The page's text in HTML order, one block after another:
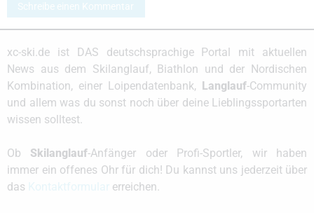
Schreibe einen Kommentar
xc-ski.de ist DAS deutschsprachige Portal mit aktuellen
News aus dem Skilanglauf, Biathlon und der Nordischen
Kombination, einer Loipendatenbank, Langlauf-Community
und allem was du sonst noch über deine Lieblingssportarten
wissen solltest.
Ob Skilanglauf-Anfänger oder Profi-Sportler, wir haben
immer ein offenes Ohr für dich! Du kannst uns jederzeit über
das
erreichen.